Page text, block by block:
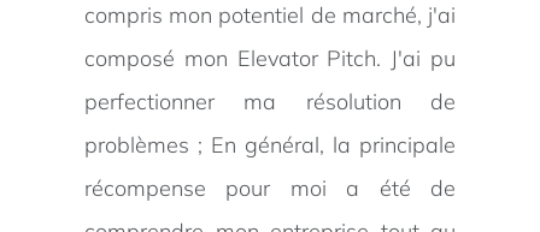
compris mon potentiel de marché, j'ai
composé mon Elevator Pitch. J'ai pu
perfectionner ma résolution de
problèmes ; En général, la principale
récompense pour moi a été de